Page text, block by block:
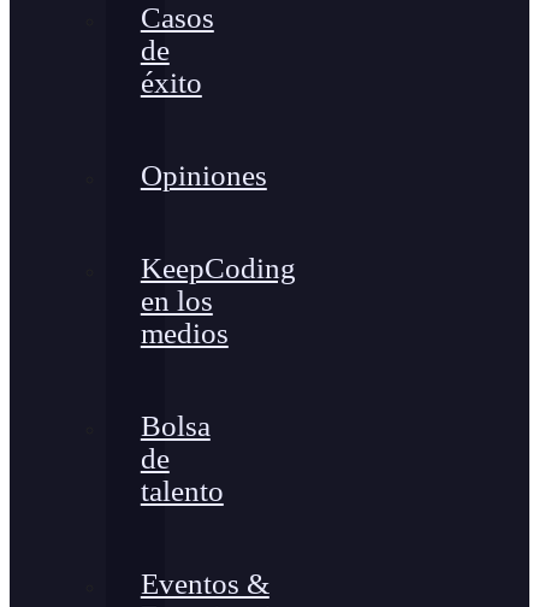
Casos
de
éxito
Opiniones
KeepCoding
en los
medios
Bolsa
de
talento
Eventos &